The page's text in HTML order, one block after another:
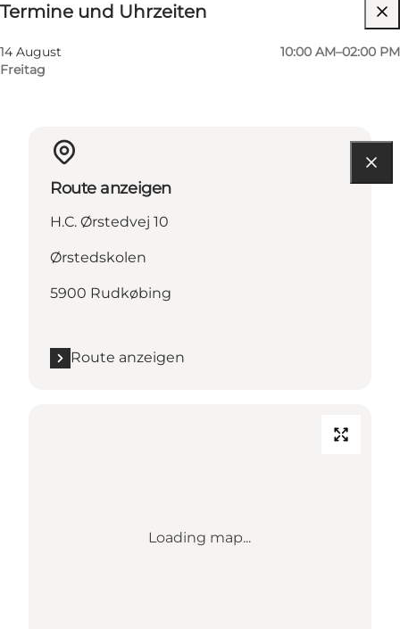
Termine und Uhrzeiten
14 August
Freitag
10:00 AM–02:00 PM
Route anzeigen
H.C. Ørstedvej 10
Ørstedskolen
5900 Rudkøbing
Route anzeigen
Loading map...